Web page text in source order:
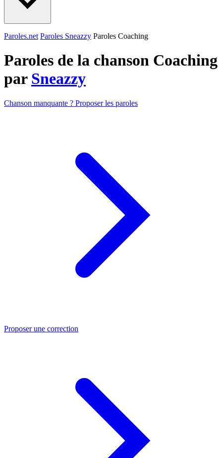
Paroles.net Paroles Sneazzy Paroles Coaching
Paroles de la chanson Coaching
par Sneazzy
Chanson manquante ? Proposer les paroles
Proposer une correction